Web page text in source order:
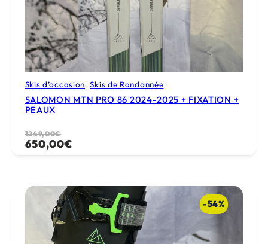
Skis d’occasion, Skis de Randonnée
SALOMON MTN PRO 86 2024-2025 + FIXATION +
PEAUX
1249,00€
Le
prix
1249,00€.
650,00€
Le
prix
650,00€.
-54%